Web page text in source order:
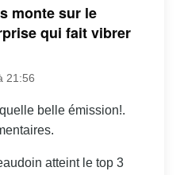
monte sur le
qui fait vibrer
21:56
belle émission!.
atteint le top 3